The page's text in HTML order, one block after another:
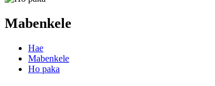
Mabenkele
Hae
Mabenkele
Ho paka